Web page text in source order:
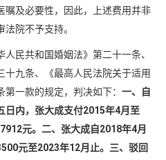
嘱及必要性，因此，上述费用并非
院不予支持。
民共和国婚姻法》第二十一条、
九条、《最高人民法院关于适用
一款的规定，判决如下： 一、自
日内，张大成支付2015年4月至
元。二、张大成自2018年4月
元至2023年12月止。三、驳回